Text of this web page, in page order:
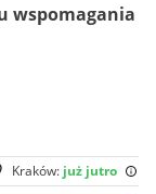
wspomagania
Kraków: już jutro